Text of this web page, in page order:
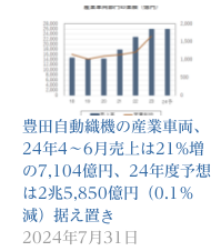
豊田自動織機の産業車両、
24年4〜6月売上は21%増
の7,104億円、24年度予想
は2兆5,850億円（0.1％
減）据え置き
2024年7月31日